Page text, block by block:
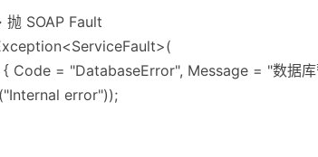
抛 SOAP Fault
Code = "DatabaseError", Message = "数据库
error"));